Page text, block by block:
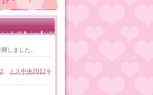
しました。
、 ミス中央2012を